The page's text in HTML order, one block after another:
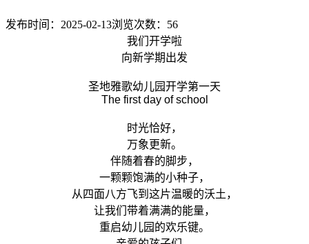
发布时间：2025-02-13浏览次数： 56
我们开学啦
向新学期出发
圣地雅歌幼儿园开学第一天
The first day of school
时光恰好，
万象更新。
伴随着春的脚步，
一颗颗饱满的小种子，
从四面八方飞到这片温暖的沃土，
让我们带着满满的能量，
重启幼儿园的欢乐键。